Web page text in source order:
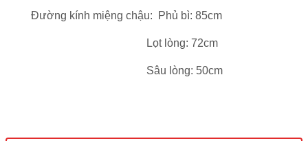
Đường kính miệng chậu: Phủ bì: 85cm
Lọt lòng: 72cm
Sâu lòng: 50cm